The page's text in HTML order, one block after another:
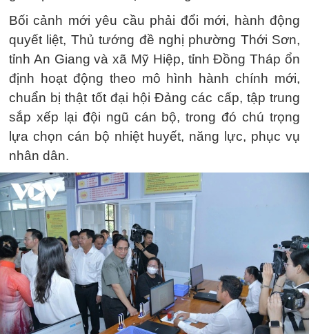
Bối cảnh mới yêu cầu phải đổi mới, hành động
quyết liệt, Thủ tướng đề nghị phường Thới Sơn,
tỉnh An Giang và xã Mỹ Hiệp, tỉnh Đồng Tháp ổn
định hoạt động theo mô hình hành chính mới,
chuẩn bị thật tốt đại hội Đảng các cấp, tập trung
sắp xếp lại đội ngũ cán bộ, trong đó chú trọng
lựa chọn cán bộ nhiệt huyết, năng lực, phục vụ
nhân dân.